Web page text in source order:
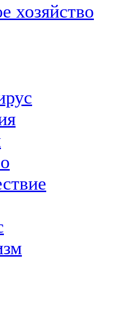
хозяйство